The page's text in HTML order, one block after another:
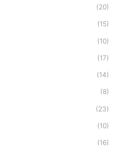
(20)
(15)
(10)
(17)
(14)
(8)
(23)
(10)
(16)